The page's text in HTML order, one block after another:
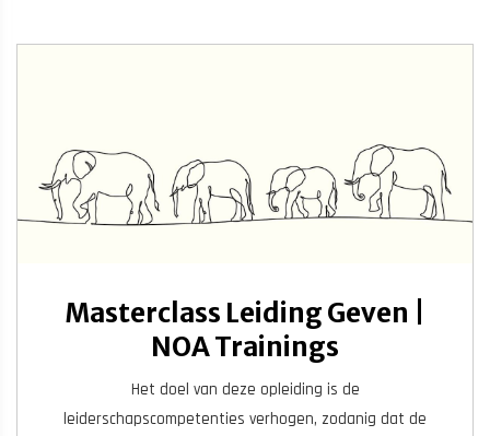
Masterclass Leiding Geven |
NOA Trainings
Het doel van deze opleiding is de
leiderschapscompetenties verhogen, zodanig dat de